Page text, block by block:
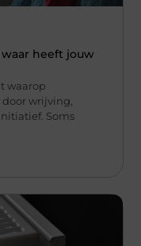
heeft jouw
waarop
wrijving,
Soms